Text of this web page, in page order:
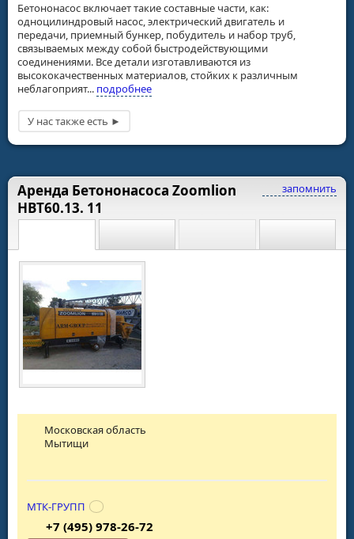
Бетононасос включает такие составные части, как:
одноцилиндровый насос, электрический двигатель и
передачи, приемный бункер, побудитель и набор труб,
связываемых между собой быстродействующими
соединениями. Все детали изготавливаются из
высококачественных материалов, стойких к различным
неблагоприят... подробнее
запомнить
Аренда Бетононасоса Zoomlion
HBT60.13. 11
Московская область
Мытищи
МТК-ГРУПП
+7 (495) 978-26-72